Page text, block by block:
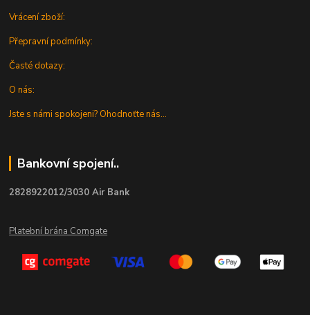
Vrácení zboží:
Přepravní podmínky:
Časté dotazy:
O nás:
Jste s námi spokojeni? Ohodnoťte nás...
Bankovní spojení..
2828922012/3030 Air Bank
Platební brána Comgate